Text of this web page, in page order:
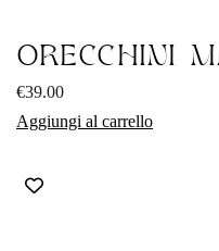
ORECCHINI
€39.00
Aggiungi al carrello